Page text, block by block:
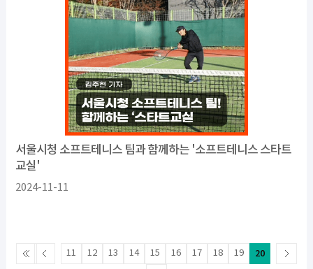
서울시청 소프트테니스 팀과 함께하는 '소프트테니스 스타트
교실'
2024-11-11
11 12 13 14 15 16 17 18 19 20